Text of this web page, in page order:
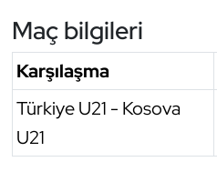
Maç bilgileri
Karşılaşma
Türkiye U21 - Kosova
U21
Su Topu
Sualtı Sporları
Tekvando
Tenis